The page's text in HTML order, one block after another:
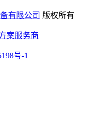
有限公司 版权所有
案服务商
号-1